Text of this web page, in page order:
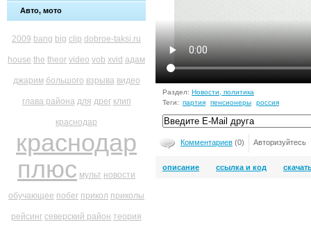
Авто, мото
2009 bang big clip dobroe-taksi.ru
house the theor video vob xvid адам
джарим большого взрыва видео
глава района для дрег клип
краснодар
краснодар
плюс мульт новости
обучающее побег прикол приколы
рейсинг северский район теория
Раздел: Новости, политика
Теги: партия пенсионеры россия
Комментариев (0) Авторизуйтесь
описание ссылка и код